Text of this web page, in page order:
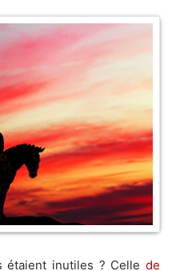
étaient inutiles ? Celle de